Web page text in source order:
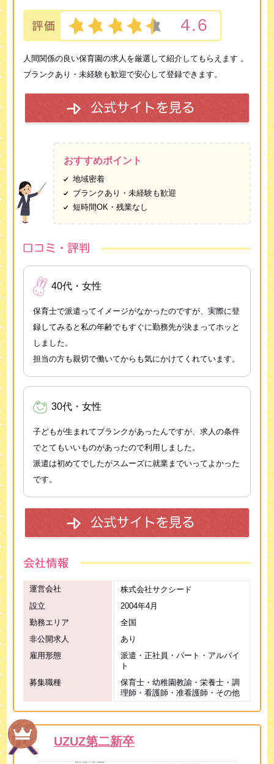
人間関係の良い保育園の求人を厳選して紹介してもらえます 。
ブランクあり・未経験も歓迎で安心して登録できます。
おすすめポイント
地域密着
ブランクあり・未経験も歓迎
短時間OK・残業なし
40代・女性
保育士で派遣ってイメージがなかったのですが、実際に登
録してみると私の年齢でもすぐに勤務先が決まってホッと
しました。
担当の方も親切で働いてからも気にかけてくれています。
30代・女性
子どもが生まれてブランクがあったんですが、求人の条件
でとてもいいものがあったので利用しました。
派遣は初めてでしたがスムーズに就業までいってよかった
です。
運営会社
株式会社サクシード
設立
2004年4月
勤務エリア
全国
非公開求人
あり
雇用形態
派遣・正社員・パート・アルバイ
ト
募集職種
保育士・幼稚園教諭・栄養士・調
理師・看護師・准看護師・その他
UZUZ第二新卒